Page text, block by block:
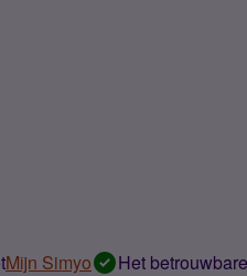
Mijn Simyo Het